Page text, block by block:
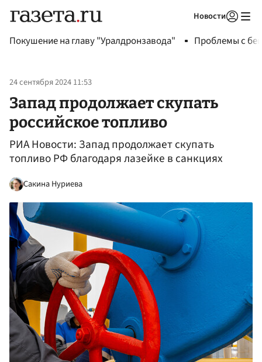
Новости
Покушение на главу "Уралдронзавода" Проблемы с
24 сентября 2024 11:53
Запад продолжает скупать
российское топливо
РИА Новости: Запад продолжает скупать
топливо РФ благодаря лазейке в санкциях
Сакина Нуриева